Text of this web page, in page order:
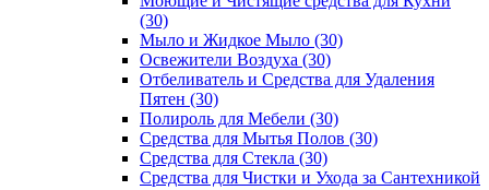
(30)
Мыло и Жидкое Мыло (30)
Освежители Воздуха (30)
Отбеливатель и Средства для Удаления
Пятен (30)
Полироль для Мебели (30)
Средства для Мытья Полов (30)
Средства для Стекла (30)
Средства для Чистки и Ухода за Сантехникой